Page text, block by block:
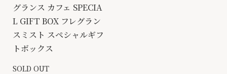
グランス カフェ SPECIA
L GIFT BOX フレグラン
スミスト スペシャルギフ
トボックス
SOLD OUT